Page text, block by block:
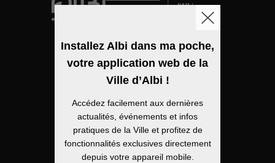
Mentions légales
Politique de confidentialité
Plan du site
Installez Albi dans ma poche,
votre application web de la
Ville d’Albi !
Accédez facilement aux dernières
actualités, événements et infos
pratiques de la Ville et profitez de
fonctionnalités exclusives directement
depuis votre appareil mobile.